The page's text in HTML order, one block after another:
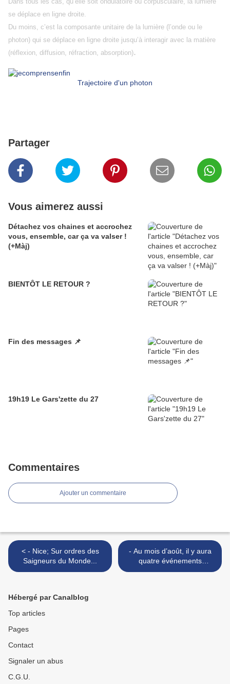
se déplace en ligne droite.
Du moins, c’est la composante unitaire de la lumière (l’onde ou le
photon) qui se déplace en ligne droite jusqu’à interagir avec la matière
(réflexion, diffusion, réfraction, absorption).
Trajectoire d'un photon
Partager
Vous aimerez aussi
Détachez vos chaines et accrochez
vous, ensemble, car ça va valser !
(+Màj)
BIENTÔT LE RETOUR ?
Fin des messages 📌
19h19 Le Gars'zette du 27
Commentaires
Ajouter un commentaire
< - Nice; Sur ordres des
Saigneurs du Monde...
- Au mois d’août, il y aura
quatre événements
célestes à ne pas manquer
Hébergé par Canalblog
Top articles
Pages
Contact
Signaler un abus
C.G.U.